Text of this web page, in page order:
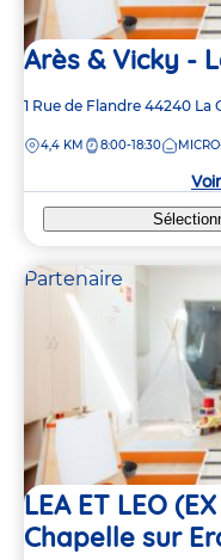
Arès & Vicky -
Adresse
la
1 Rue de Flandre 44240 La
DISTANCE
4,4 KM 8:00-18:30
Partenaire
LEA ET LEO
Chapelle sur